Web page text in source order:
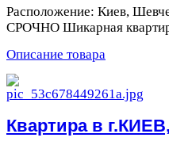
Расположение: Киев,
СРОЧНО Шикарная
Описание товара
Квартира в